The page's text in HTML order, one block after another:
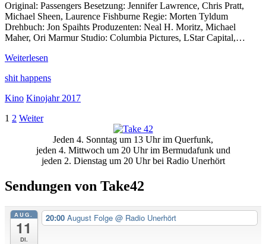
Original: Passengers Besetzung: Jennifer Lawrence, Chris Pratt,
Michael Sheen, Laurence Fishburne Regie: Morten Tyldum
Drehbuch: Jon Spaihts Produzenten: Neal H. Moritz, Michael
Maher, Ori Marmur Studio: Columbia Pictures, LStar Capital,…
Weiterlesen
Passengers
Eine
shit happens
Kino Kinojahr 2017
Seitennummerierung
Beiträge
1 2 Weiter
SeitenleisteJeden 4. Sonntag um 13 Uhr im Querfunk,
jeden 4. Mittwoch um 20 Uhr im Bermudafunk und
jeden 2. Dienstag um 20 Uhr bei Radio Unerhört
Sendungen von Take42
AUG.
11
Di.
20:00 August Folge @ Radio Unerhört